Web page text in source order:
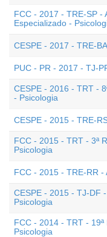
FCC - 2017 - TRE-SP -
Especializado -
CESPE - 2017 - TRE-
PUC - PR - 2017 - TJ-
CESPE - 2016 - TRT -
- Psicologia
CESPE - 2015 - TRE-
FCC - 2015 - TRT - 3ª
Psicologia
FCC - 2015 - TRE-RR -
CESPE - 2015 - TJ-DF
Psicologia
FCC - 2014 - TRT -
Psicologia